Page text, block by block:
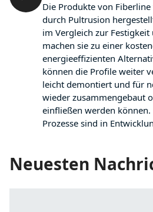
Die Produkte von
durch Pultrusion
im Vergleich zur
machen sie zu einer
energieeffizienten
können die Profile weiter
leicht demontiert und für
wieder zusammengebaut
einfließen werden können.
Prozesse sind in
Neuesten